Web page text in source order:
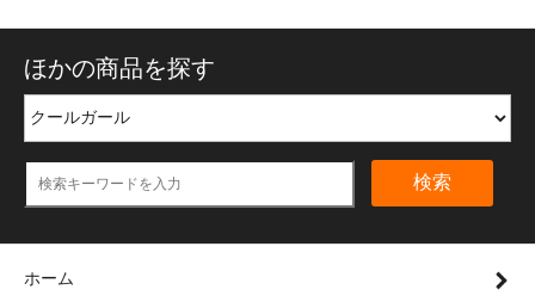
ほかの商品を探す
検索
ホーム